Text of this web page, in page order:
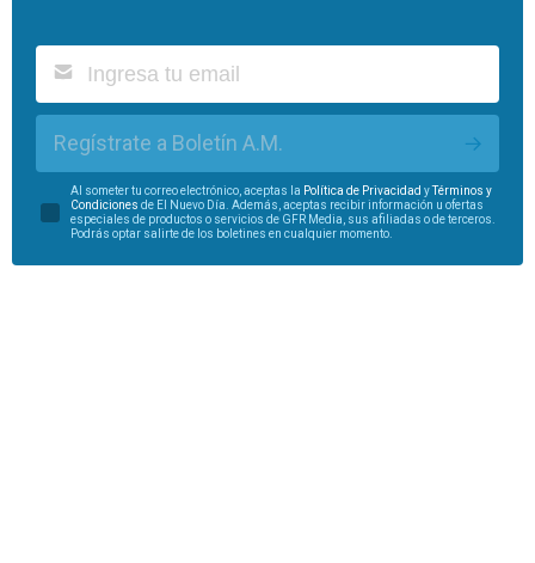
Regístrate a Boletín A.M.
Al someter tu correo electrónico, aceptas la Política de Privacidad y
Términos y
Condiciones de El Nuevo Día. Además, aceptas recibir información u ofertas
especiales de productos o servicios de GFR Media, sus afiliadas o de terceros.
Podrás optar salirte de los boletines en cualquier momento.